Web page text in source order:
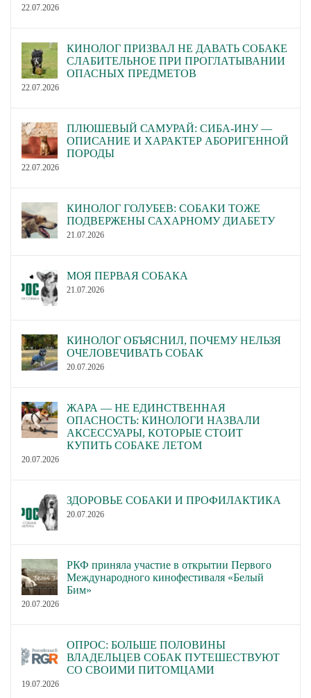
22.07.2026
КИНОЛОГ ПРИЗВАЛ НЕ ДАВАТЬ СОБАКЕ
СЛАБИТЕЛЬНОЕ ПРИ ПРОГЛАТЫВАНИИ
ОПАСНЫХ ПРЕДМЕТОВ
22.07.2026
ПЛЮШЕВЫЙ САМУРАЙ: СИБА-ИНУ —
ОПИСАНИЕ И ХАРАКТЕР АБОРИГЕННОЙ
ПОРОДЫ
22.07.2026
КИНОЛОГ ГОЛУБЕВ: СОБАКИ ТОЖЕ
ПОДВЕРЖЕНЫ САХАРНОМУ ДИАБЕТУ
21.07.2026
МОЯ ПЕРВАЯ СОБАКА
21.07.2026
КИНОЛОГ ОБЪЯСНИЛ, ПОЧЕМУ НЕЛЬЗЯ
ОЧЕЛОВЕЧИВАТЬ СОБАК
20.07.2026
ЖАРА — НЕ ЕДИНСТВЕННАЯ
ОПАСНОСТЬ: КИНОЛОГИ НАЗВАЛИ
АКСЕССУАРЫ, КОТОРЫЕ СТОИТ
КУПИТЬ СОБАКЕ ЛЕТОМ
20.07.2026
ЗДОРОВЬЕ СОБАКИ И ПРОФИЛАКТИКА
20.07.2026
РКФ приняла участие в открытии Первого
Международного кинофестиваля «Белый
Бим»
20.07.2026
ОПРОС: БОЛЬШЕ ПОЛОВИНЫ
ВЛАДЕЛЬЦЕВ СОБАК ПУТЕШЕСТВУЮТ
СО СВОИМИ ПИТОМЦАМИ
19.07.2026